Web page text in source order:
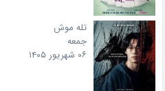
تله موش
جمعه
۰۶ شهریور ۱۴۰۵